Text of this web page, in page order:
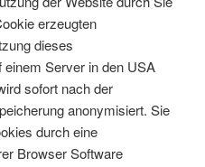
erzeugten
dieses
einem Server in den USA
sofort nach der
anonymisiert. Sie
durch eine
Browser Software